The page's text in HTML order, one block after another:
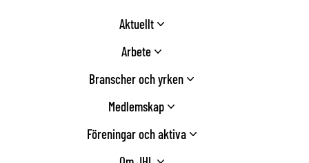
Aktuellt
Arbete
Branscher och yrken
Medlemskap
Föreningar och aktiva